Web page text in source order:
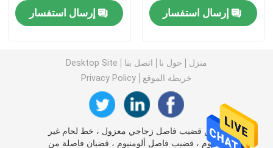
شريط بوتيل مانع التسرب
وسادة الفلين
المجفف المنخل الجزيئي
موصل زاوية بلاستيك
إرسال استفسار
إرسال استفسار
منزل حول نا اتصل بنا
Desktop Site
خريطة الموقع
Privacy Policy
الصين قضيب فاصل زجاجي معزول ، خط لحام غير
ملحوم ، قضيب فاصل ألومنيوم ، قضبان فاصلة من